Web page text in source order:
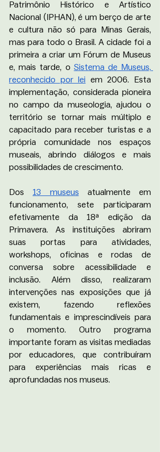
Patrimônio Histórico e Artístico
Nacional (IPHAN), é um berço de arte
e cultura não só para Minas Gerais,
mas para todo o Brasil. A cidade foi a
primeira a criar um Fórum de Museus
e, mais tarde, o Sistema de Museus,
reconhecido por lei em 2006. Esta
implementação, considerada pioneira
no campo da museologia, ajudou o
território se tornar mais múltiplo e
capacitado para receber turistas e a
própria comunidade nos espaços
museais, abrindo diálogos e mais
possibilidades de crescimento.
Dos 13 museus atualmente em
funcionamento, sete participaram
efetivamente da 18ª edição da
Primavera. As instituições abriram
suas portas para atividades,
workshops, oficinas e rodas de
conversa sobre acessibilidade e
inclusão. Além disso, realizaram
intervenções nas exposições que já
existem, fazendo reflexões
fundamentais e imprescindíveis para
o momento. Outro programa
importante foram as visitas mediadas
por educadores, que contribuíram
para experiências mais ricas e
aprofundadas nos museus.